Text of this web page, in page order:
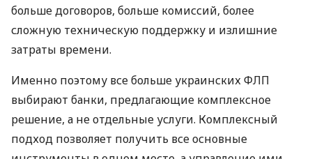
больше договоров, больше комиссий, более
сложную техническую поддержку и излишние
затраты времени.
Именно поэтому все больше украинских ФЛП
выбирают банки, предлагающие комплексное
решение, а не отдельные услуги. Комплексный
подход позволяет получить все основные